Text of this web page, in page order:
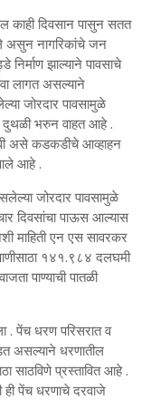
काही दिवसान पासुन सतत
असुन नागरिकांचे जन
झाल्याने पावसाचे
लागत असल्याने
जोरदार पावसामुळे
दुथळी भरुन वाहत आहे .
असे कडकडीचे आव्हाहन
आहे .
जोरदार पावसामुळे
दिवसांचा पाऊस आल्यास
माहिती एन एस सावरकर
१४१.९८४ दलघमी
पाण्याची पातळी
. पेंच धरण परिसरात व
असल्याने धरणातील
साठविणे प्रस्तावित आहे .
ही पेंच धरणाचे दरवाजे